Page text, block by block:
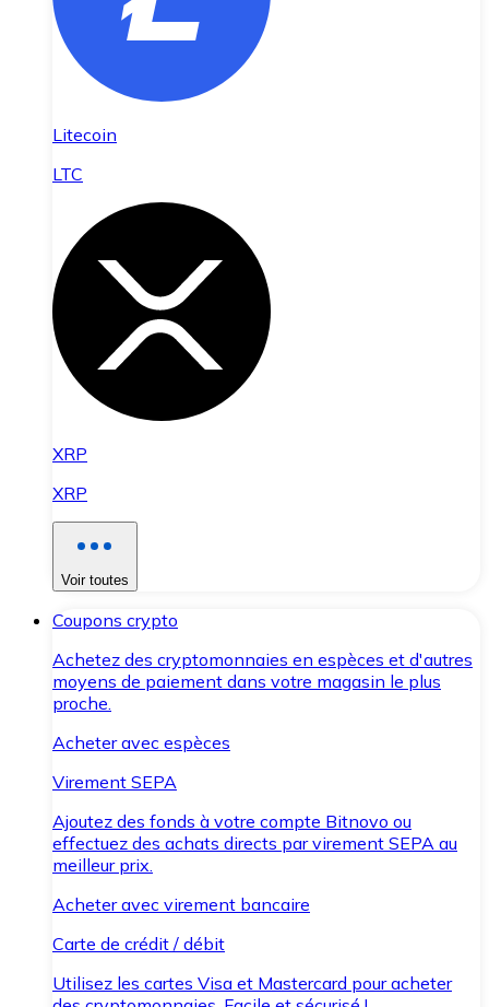
Litecoin
LTC
XRP
XRP
Voir toutes
Coupons crypto
Achetez des cryptomonnaies en espèces et d'autres
moyens de paiement dans votre magasin le plus
proche.
Acheter avec espèces
Virement SEPA
Ajoutez des fonds à votre compte Bitnovo ou
effectuez des achats directs par virement SEPA au
meilleur prix.
Acheter avec virement bancaire
Carte de crédit / débit
Utilisez les cartes Visa et Mastercard pour acheter